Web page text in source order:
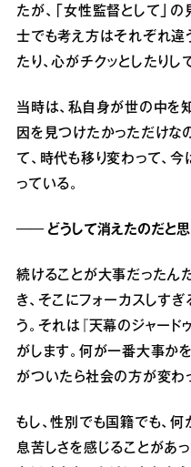
たが、「女性監督として」
士でも考え方はそれぞれ違
たり、心がチクッとしたりし
当時は、私自身が世の中を
因を見つけたかっただけな
て、時代も移り変わって、
っている。
── どうして消えたのだと思
続けることが大事だったん
き、そこにフォーカスしす
う。それは『天幕のジャード
がします。何が一番大事か
がついたら社会の方が変わ
もし、性別でも国籍でも、
息苦しさを感じることがあ